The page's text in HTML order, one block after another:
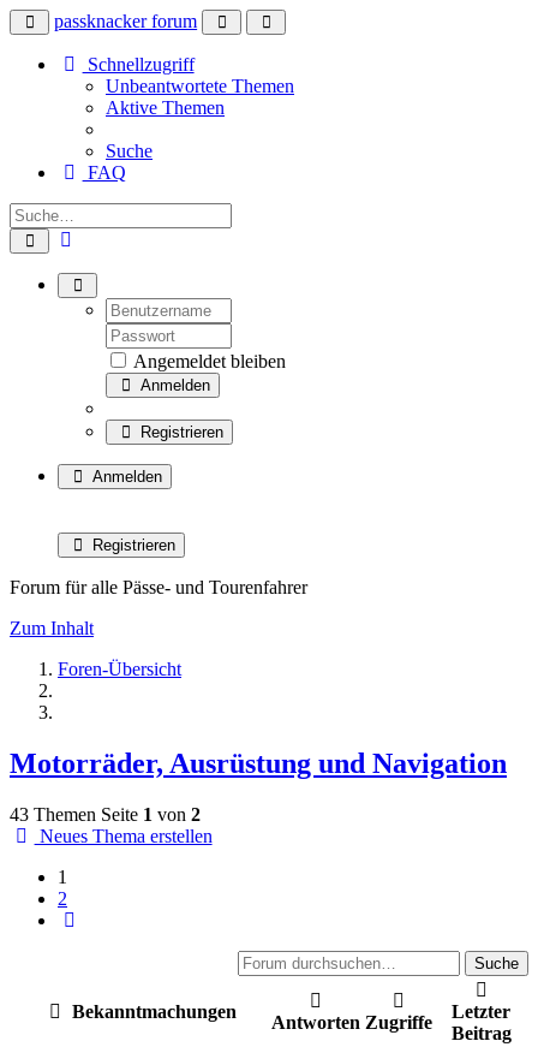
passknacker forum
Schnellzugriff
Unbeantwortete Themen
Aktive Themen
Suche
FAQ
Angemeldet bleiben
Anmelden
Registrieren
Anmelden
Registrieren
Forum für alle Pässe- und Tourenfahrer
Zum Inhalt
Foren-Übersicht
Motorräder, Ausrüstung und Navigation
43 Themen Seite 1 von 2
Neues Thema erstellen
1
2
Nächste
Suche
Bekanntmachungen
Antworten Zugriffe
Letzter
Beitrag